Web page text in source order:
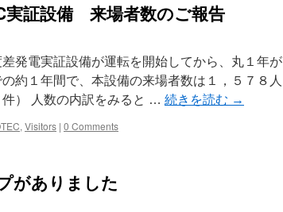
実証設備 来場者数のご報告
発電実証設備が運転を開始してから、丸１年が
約１年間で、本設備の来場者数は１，５７８人
） 人数の内訳をみると … 続きを読む →
, Visitors | 0 Comments
がありました